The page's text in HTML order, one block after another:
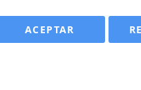
ACEPTAR